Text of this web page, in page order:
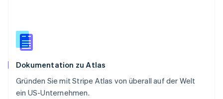
Dokumentation zu Atlas
Gründen Sie mit Stripe Atlas von überall auf der Welt
ein US-Unternehmen.
English
Spanien
Thailand
Tschechische Republik
English